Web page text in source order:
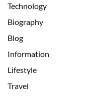
Technology
Biography
Blog
Information
Lifestyle
Travel